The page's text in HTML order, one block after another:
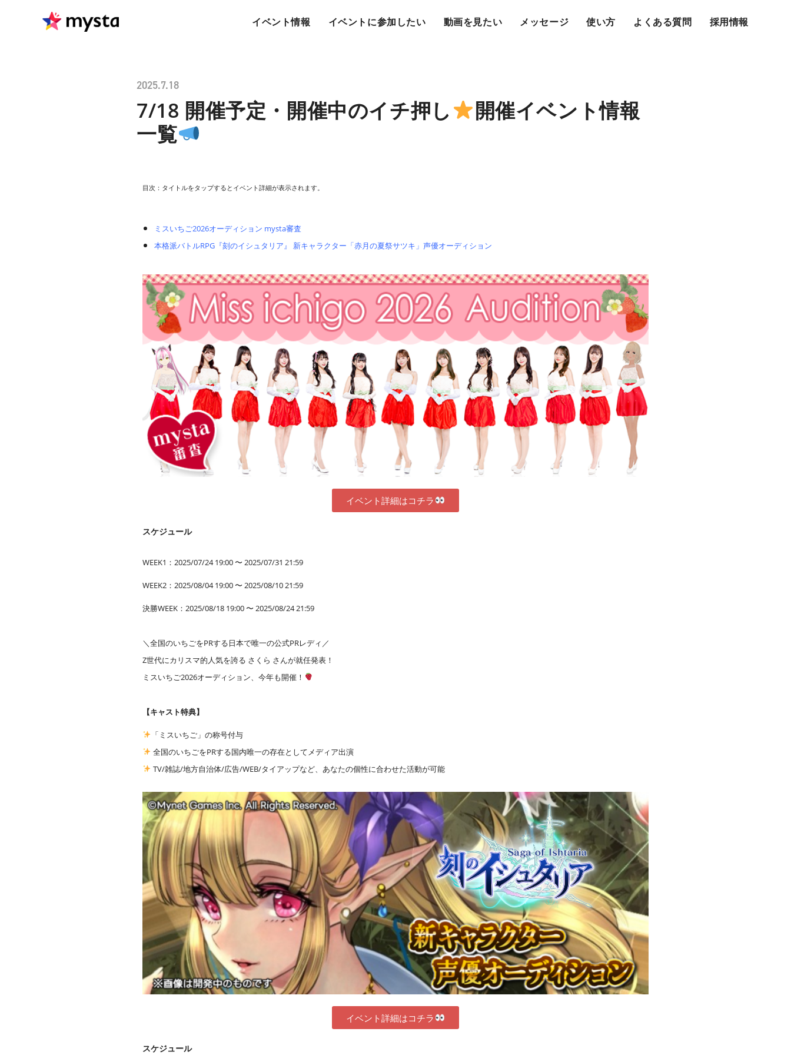
イベント情報 イベントに参加したい 動画を見たい メッセージ 使い方 よくある質問 採用情報
2025.7.18
7/18 開催予定・開催中のイチ押し
開催イベント情報
一覧
目次：タイトルをタップするとイベント詳細が表示されます。
ミスいちご2026オーディション mysta審査
本格派バトルRPG『刻のイシュタリア』 新キャラクター「赤月の夏祭サツキ」声優オーディション
イベント詳細はコチラ
スケジュール
WEEK1：2025/07/24 19:00 〜 2025/07/31 21:59
WEEK2：2025/08/04 19:00 〜 2025/08/10 21:59
決勝WEEK：2025/08/18 19:00 〜 2025/08/24 21:59
＼全国のいちごをPRする日本で唯一の公式PRレディ／
Z世代にカリスマ的人気を誇る さくら さんが就任発表！
ミスいちご2026オーディション、今年も開催！
【キャスト特典】
「ミスいちご」の称号付与
全国のいちごをPRする国内唯一の存在としてメディア出演
TV/雑誌/地方自治体/広告/WEB/タイアップなど、あなたの個性に合わせた活動が可能
イベント詳細はコチラ
スケジュール